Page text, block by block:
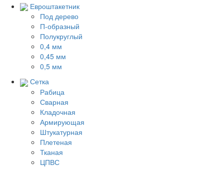
Евроштакетник
Под дерево
П-образный
Полукруглый
0,4 мм
0,45 мм
0,5 мм
Сетка
Рабица
Сварная
Кладочная
Армирующая
Штукатурная
Плетеная
Тканая
ЦПВС